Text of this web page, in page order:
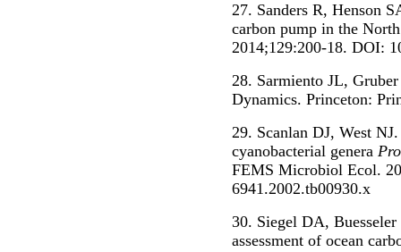
27. Sanders R, Henson
carbon pump in the
2014;129:200-18. DOI:
28. Sarmiento JL,
Dynamics. Princeton:
29. Scanlan DJ, West
cyanobacterial genera
FEMS Microbiol Ecol.
6941.2002.tb00930.x
30. Siegel DA,
assessment of ocean